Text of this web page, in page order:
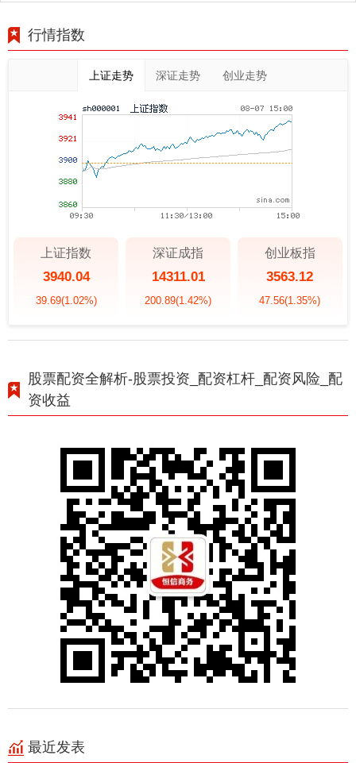
行情指数
上证走势 深证走势 创业走势
上证指数
3940.04
39.69(1.02%)
深证成指
14311.01
200.89(1.42%)
创业板指
3563.12
47.56(1.35%)
股票配资全解析-股票投资_配资杠杆_配资风险_配
资收益
最近发表